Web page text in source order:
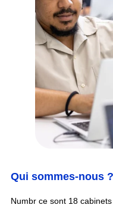
Qui sommes-nous ?
Numbr ce sont 18